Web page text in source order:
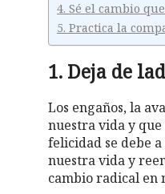
4. Sé el cambio
5. Practica la
1. Deja de
Los engaños, la
nuestra vida y
felicidad se debe
nuestra vida y
cambio radical en